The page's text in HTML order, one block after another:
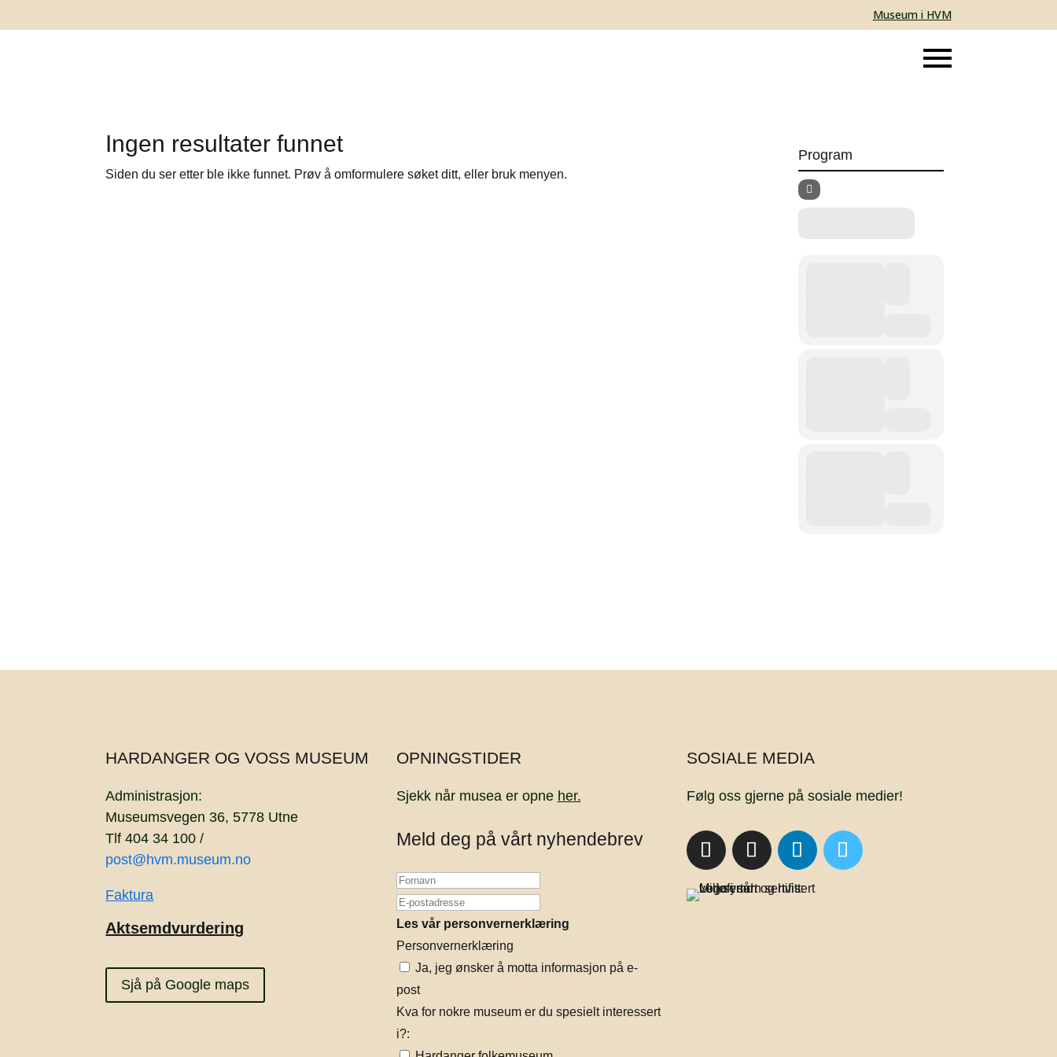
Museum i HVM
Ingen resultater funnet
Siden du ser etter ble ikke funnet. Prøv å omformulere søket ditt, eller bruk menyen.
Program
HARDANGER OG VOSS MUSEUM
Administrasjon:
Museumsvegen 36, 5778 Utne
Tlf 404 34 100 /
post@hvm.museum.no
Faktura
Aktsemdvurdering
Sjå på Google maps
OPNINGSTIDER
Sjekk når musea er opne her.
Meld deg på vårt nyhendebrev
Les vår personvernerklæring
Personvernerklæring
Ja, jeg ønsker å motta informasjon på e-
post
Kva for nokre museum er du spesielt interessert
i?:
SOSIALE MEDIA
Følg oss gjerne på sosiale medier!